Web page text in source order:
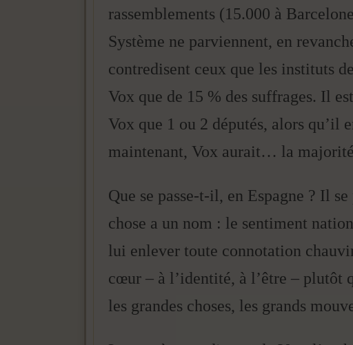
rassemblements (15.000 à
Système ne parviennent, en
contredisent ceux que les instituts
Vox que de 15 % des suffrages. Il
Vox que 1 ou 2 députés, alors qu’il
maintenant, Vox aurait… la
Que se passe-t-il, en Espagne ? Il
chose a un nom : le sentiment
lui enlever toute connotation
cœur – à l’identité, à l’être – plutôt
les grandes choses, les grands